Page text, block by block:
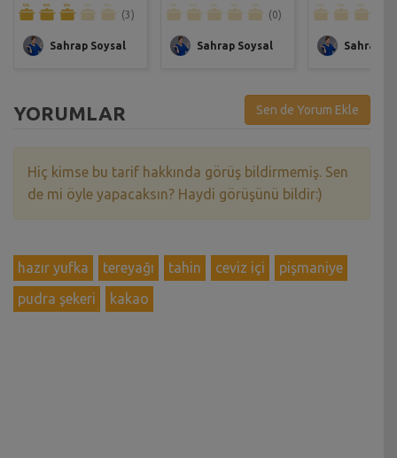
(3)
Sahrap Soysal
(0)
Sahrap Soysal Sahrap
YORUMLAR Sen de Yorum Ekle
Hiç kimse bu tarif hakkında görüş bildirmemiş. Sen
de mi öyle yapacaksın? Haydi görüşünü bildir:)
hazır yufka tereyağı tahin ceviz içi
pişmaniye
pudra şekeri
kakao